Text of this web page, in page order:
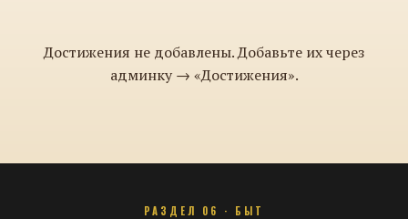
Достижения не добавлены. Добавьте их через
админку → «Достижения».
РАЗДЕЛ 06 · БЫТ